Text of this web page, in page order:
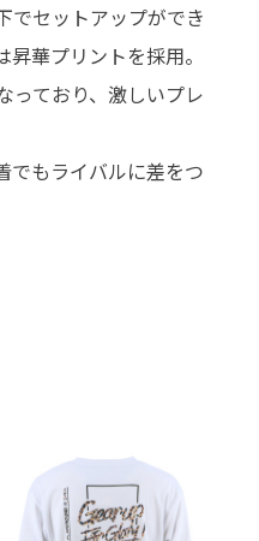
でセットアップができ
華プリントを採用。
っており、激しいプレ
でもライバルに差をつ